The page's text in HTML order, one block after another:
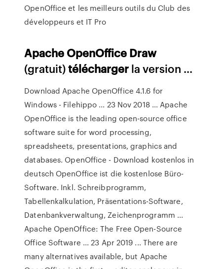
OpenOffice et les meilleurs outils du Club des
développeurs et IT Pro
Apache OpenOffice Draw
(gratuit)télécharger la version ...
Download Apache OpenOffice 4.1.6 for
Windows - Filehippo ... 23 Nov 2018 ... Apache
OpenOffice is the leading open-source office
software suite for word processing,
spreadsheets, presentations, graphics and
databases. OpenOffice - Download kostenlos in
deutsch OpenOffice ist die kostenlose Büro-
Software. Inkl. Schreibprogramm,
Tabellenkalkulation, Präsentations-Software,
Datenbankverwaltung, Zeichenprogramm ...
Apache OpenOffice: The Free Open-Source
Office Software ... 23 Apr 2019 ... There are
many alternatives available, but Apache